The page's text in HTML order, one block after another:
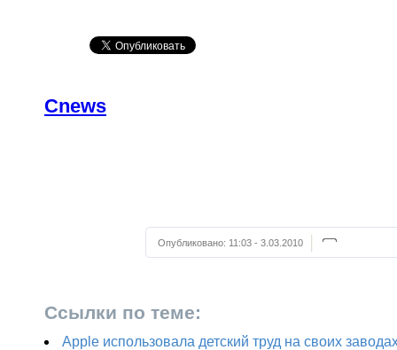
Cnews
Опубликовано: 11:03 - 3.03.2010
Ссылки по теме:
Apple использовала детский труд на своих